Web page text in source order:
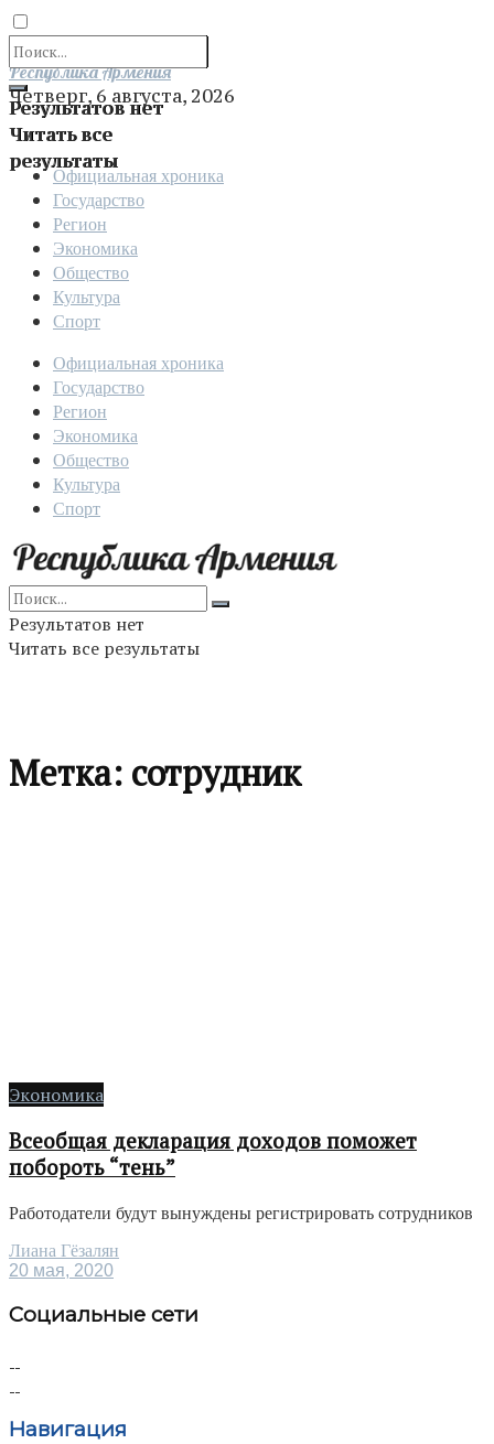
Результатов нет
Читать все
результаты
Отправить
Республика Армения
Четверг, 6 августа, 2026
Официальная хроника
Государство
Регион
Экономика
Общество
Культура
Спорт
Официальная хроника
Государство
Регион
Экономика
Общество
Культура
Спорт
Результатов нет
Читать все результаты
Метка: сотрудник
Экономика
Всеобщая декларация доходов поможет
побороть “тень”
Работодатели будут вынуждены регистрировать сотрудников
Лиана Гёзалян
20 мая, 2020
Социальные сети
Навигация